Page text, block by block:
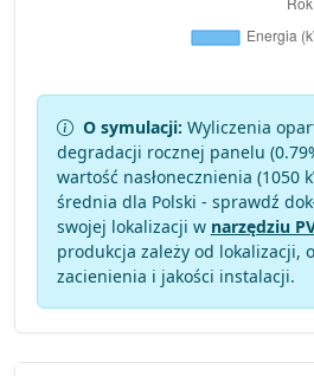
O symulacji: Wyliczenia
degradacji rocznej panelu (0.79
wartość nasłonecznienia (1050
średnia dla Polski - sprawdź
swojej lokalizacji w narzędziu
produkcja zależy od lokalizacji,
zacienienia i jakości instalacji.